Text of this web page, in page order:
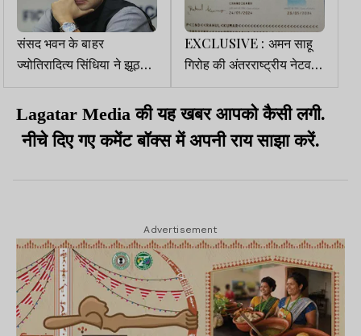
संसद भवन के बाहर
ज्योतिरादित्य सिंधिया ने झूठ
बोला!
EXCLUSIVE : अमन साहू
गिरोह की अंतरराष्ट्रीय नेटवर्क
पर शिकंजा, अपराधी राहुल सिंह
के खिलाफ ब्लू कॉर्नर नोटिस
Lagatar Media की यह खबर आपको कैसी लगी.
नीचे दिए गए कमेंट बॉक्स में अपनी राय साझा करें.
Advertisement